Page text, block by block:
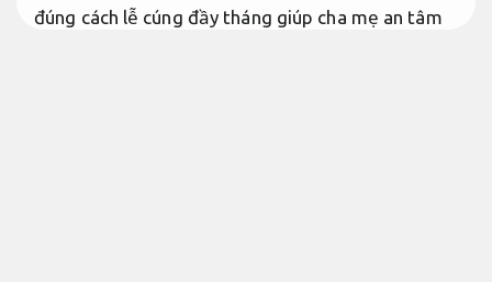
đúng cách lễ cúng đầy tháng giúp cha mẹ an tâm